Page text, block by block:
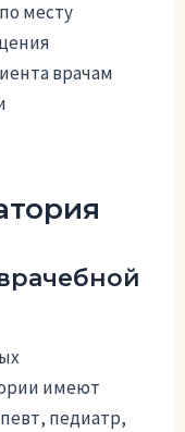
месту
врачам
имеют
педиатр,